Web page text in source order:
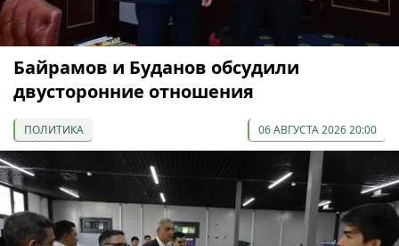
Байрамов и Буданов обсудили
двусторонние отношения
ПОЛИТИКА 06 АВГУСТА 2026 20:00